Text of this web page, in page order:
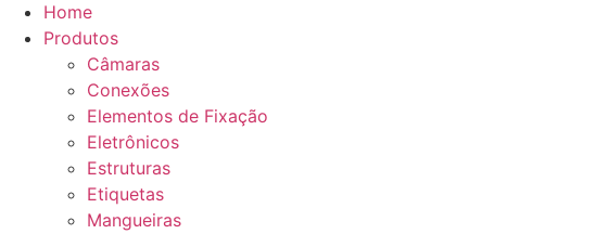
Home
Produtos
Câmaras
Conexões
Elementos de Fixação
Eletrônicos
Estruturas
Etiquetas
Mangueiras